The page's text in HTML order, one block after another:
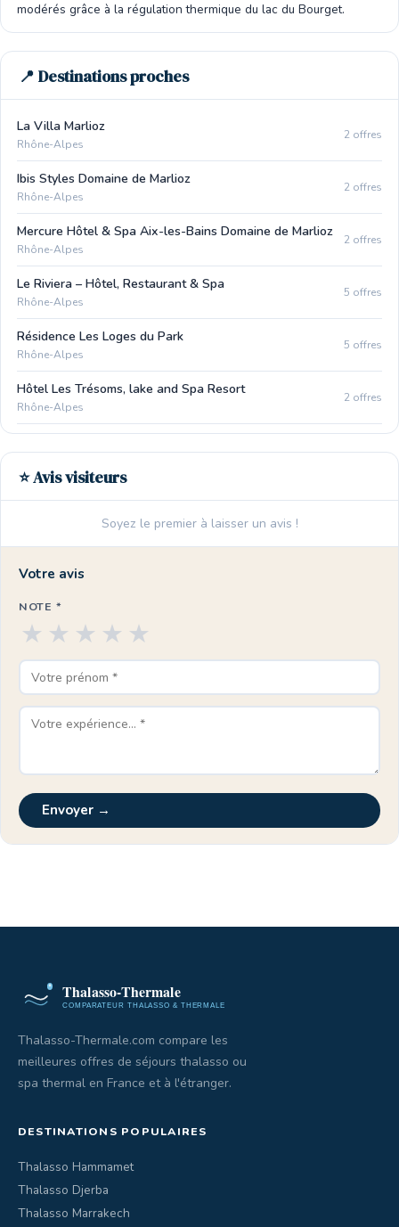
modérés grâce à la régulation thermique du lac du Bourget.
📍 Destinations proches
La Villa Marlioz
Rhône-Alpes
2 offres
Ibis Styles Domaine de Marlioz
Rhône-Alpes
2 offres
Mercure Hôtel & Spa Aix-les-Bains Domaine de Marlioz
Rhône-Alpes
2 offres
Le Riviera – Hôtel, Restaurant & Spa
Rhône-Alpes
5 offres
Résidence Les Loges du Park
Rhône-Alpes
5 offres
Hôtel Les Trésoms, lake and Spa Resort
Rhône-Alpes
2 offres
⭐ Avis visiteurs
Soyez le premier à laisser un avis !
Votre avis
NOTE *
★
★
★
★
★
Envoyer →
Thalasso-Thermale.com compare les
meilleures offres de séjours thalasso ou
spa thermal en France et à l'étranger.
DESTINATIONS POPULAIRES
Thalasso Hammamet
Thalasso Djerba
Thalasso Marrakech